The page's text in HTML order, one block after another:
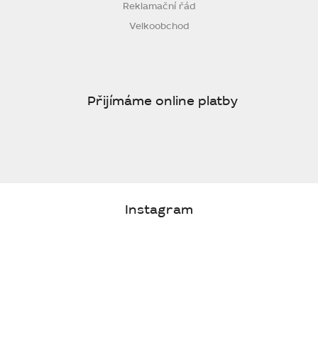
Reklamační řád
Velkoobchod
Přijímáme online platby
Instagram